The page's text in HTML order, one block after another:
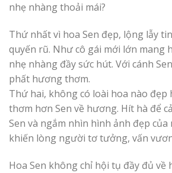
nhẹ nhàng thoải mái?
Thứ nhất vì hoa Sen đẹp, lộng lẫy
quyến rũ. Như cô gái mới lớn mang
nhẹ nhàng đầy sức hút. Với cánh
phất hương thơm.
Thứ hai, không có loài hoa nào đẹp
thơm hơn Sen về hương. Hít hà để
Sen và ngắm nhìn hình ảnh đẹp
khiến lòng người tơ tưởng, vấn
Hoa Sen không chỉ hội tụ đầy đủ về